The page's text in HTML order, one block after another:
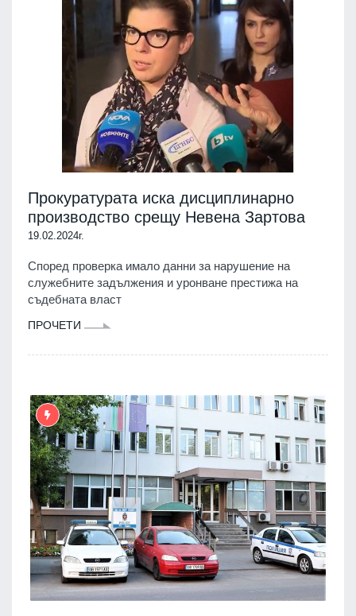
Прокуратурата иска дисциплинарно
производство срещу Невена Зартова
19.02.2024г.
Според проверка имало данни за нарушение на
служебните задължения и уронване престижа на
съдебната власт
ПРОЧЕТИ